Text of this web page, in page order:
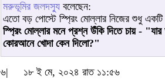
মরুভূমির জলদস্যু বলেছেন:
এতো বড় পোস্টে স্প্রিং মোল্লার নিজের শুধু
স্প্রিং মোল্লার মনে প্রশ্ন উঁকি দিতে চায় - "যার
কোরআনে খোদা কেন দিলো?"
৬|
১৮ ই মে, ২০২৪ রাত ১১:৫৬